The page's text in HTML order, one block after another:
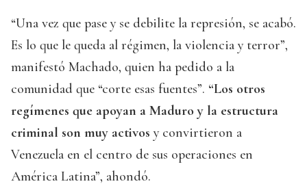
“Una vez que pase y se debilite la represión, se acabó.
Es lo que le queda al régimen, la violencia y terror”,
manifestó Machado, quien ha pedido a la
comunidad que “corte esas fuentes”. “Los otros
regímenes que apoyan a Maduro y la estructura
criminal son muy activos y convirtieron a
Venezuela en el centro de sus operaciones en
América Latina”, ahondó.